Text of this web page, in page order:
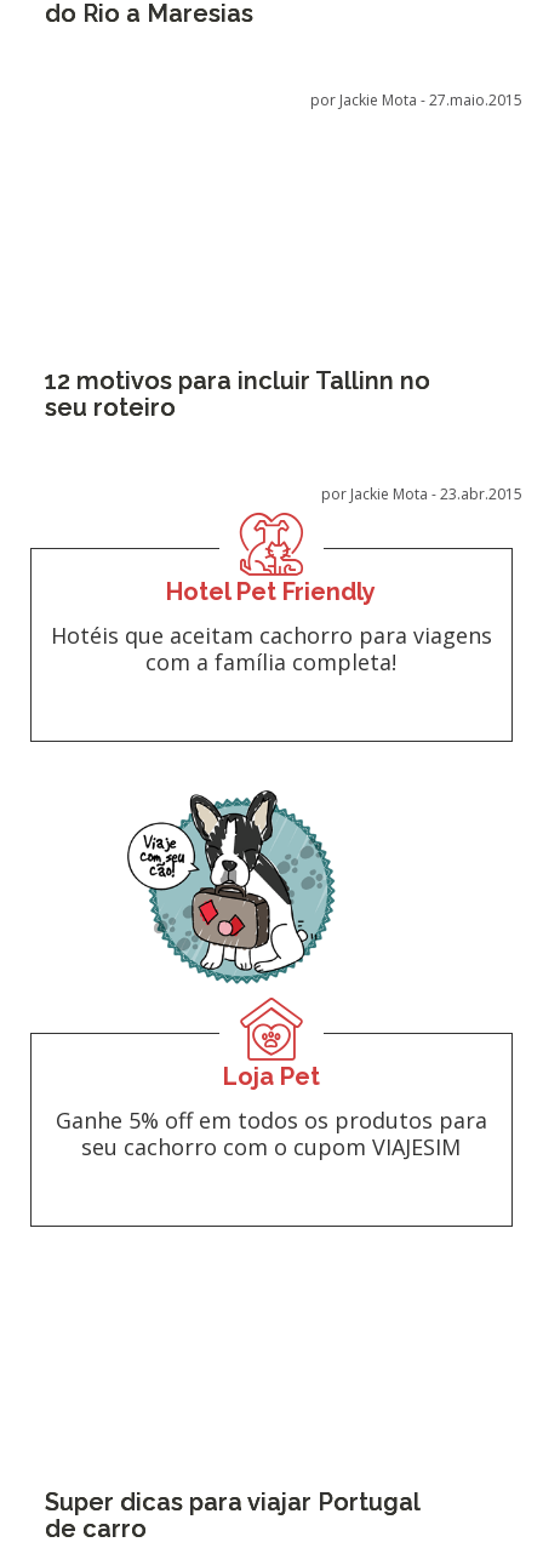
do Rio a Maresias
por Jackie Mota -27.maio.2015
12 motivos para incluir Tallinn no
seu roteiro
por Jackie Mota -23.abr.2015
Hotel Pet Friendly
Hotéis que aceitam cachorro para viagens
com a família completa!
Loja Pet
Ganhe 5% off em todos os produtos para
seu cachorro com o cupom VIAJESIM
Super dicas para viajar Portugal
de carro